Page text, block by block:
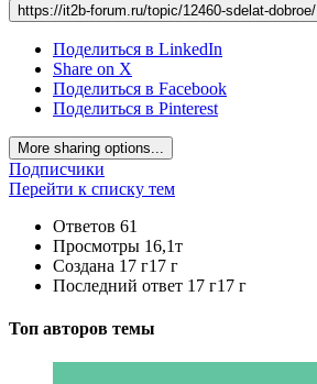
https://it2b-forum.ru/topic/12460-sdelat-dobroe/
Поделиться в LinkedIn
Share on X
Поделиться в Facebook
Поделиться в Pinterest
More sharing options...
Подписчики
Перейти к списку тем
Ответов 61
Просмотры 16,1т
Создана 17 г17 г
Последний ответ 17 г17 г
Топ авторов темы